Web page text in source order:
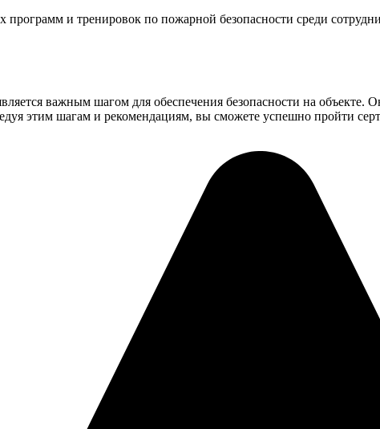
и тренировок по пожарной безопасности среди
важным шагом для обеспечения безопасности на объекте.
этим шагам и рекомендациям, вы сможете успешно пройти